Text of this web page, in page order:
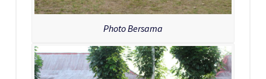
Photo Bersama